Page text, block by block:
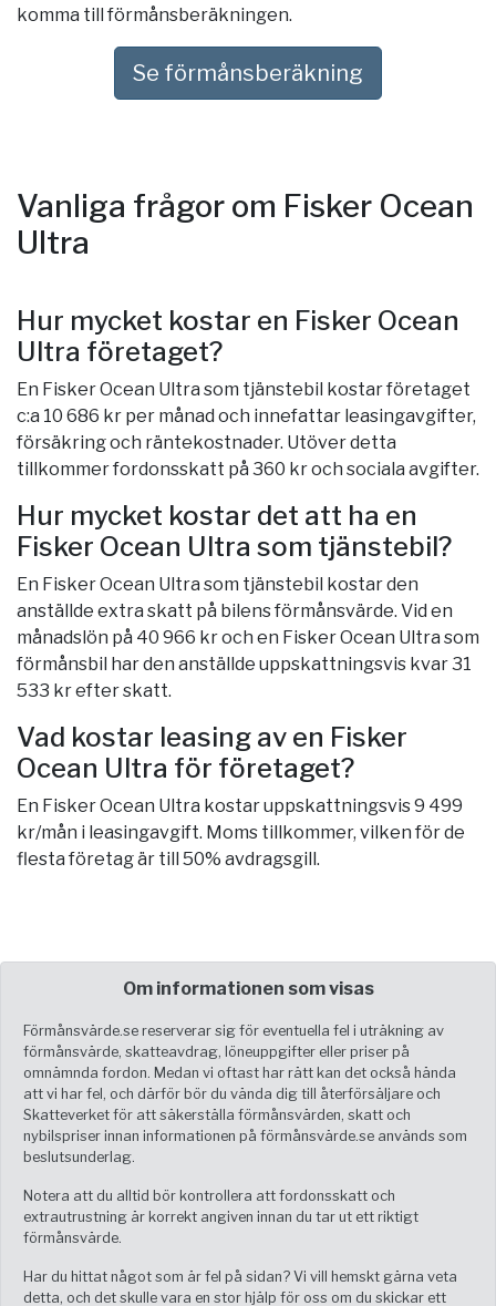
komma till förmånsberäkningen.
Se förmånsberäkning
Vanliga frågor om Fisker Ocean
Ultra
Hur mycket kostar en Fisker Ocean
Ultra företaget?
En Fisker Ocean Ultra som tjänstebil kostar företaget
c:a 10 686 kr per månad och innefattar leasingavgifter,
försäkring och räntekostnader. Utöver detta
tillkommer fordonsskatt på 360 kr och sociala avgifter.
Hur mycket kostar det att ha en
Fisker Ocean Ultra som tjänstebil?
En Fisker Ocean Ultra som tjänstebil kostar den
anställde extra skatt på bilens förmånsvärde. Vid en
månadslön på 40 966 kr och en Fisker Ocean Ultra som
förmånsbil har den anställde uppskattningsvis kvar 31
533 kr efter skatt.
Vad kostar leasing av en Fisker
Ocean Ultra för företaget?
En Fisker Ocean Ultra kostar uppskattningsvis 9 499
kr/mån i leasingavgift. Moms tillkommer, vilken för de
flesta företag är till 50% avdragsgill.
Om informationen som visas
Förmånsvärde.se reserverar sig för eventuella fel i uträkning av
förmånsvärde, skatteavdrag, löneuppgifter eller priser på
omnämnda fordon. Medan vi oftast har rätt kan det också hända
att vi har fel, och därför bör du vända dig till återförsäljare och
Skatteverket för att säkerställa förmånsvärden, skatt och
nybilspriser innan informationen på förmånsvärde.se används som
beslutsunderlag.
Notera att du alltid bör kontrollera att fordonsskatt och
extrautrustning är korrekt angiven innan du tar ut ett riktigt
förmånsvärde.
Har du hittat något som är fel på sidan? Vi vill hemskt gärna veta
detta, och det skulle vara en stor hjälp för oss om du skickar ett